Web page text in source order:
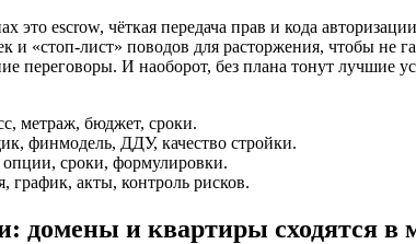
это escrow, чёткая передача прав и кода
и «стоп‑лист» поводов для расторжения, чтобы
переговоры. И наоборот, без плана тонут
метраж, бюджет, сроки.
финмодель, ДДУ, качество стройки.
опции, сроки, формулировки.
график, акты, контроль рисков.
домены и квартиры сходятся в